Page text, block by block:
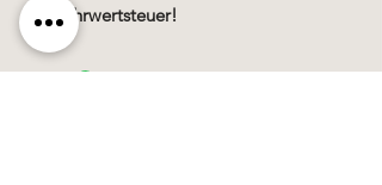
Mehrwertsteuer!